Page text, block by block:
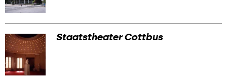
Staatstheater Cottbus